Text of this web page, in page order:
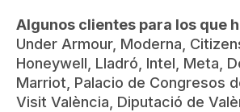
Algunos clientes para los que
Under Armour, Moderna,
Honeywell, Lladró, Intel, Meta,
Marriot, Palacio de Congresos
Visit València, Diputació de